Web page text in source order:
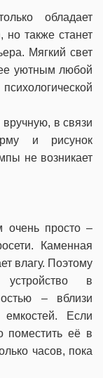
обладает
но также станет
Мягкий свет
уютным любой
в связи
и рисунок
не возникает
очень просто –
Каменная
влагу. Поэтому
устройство в
– вблизи
Если
поместить её в
часов, пока